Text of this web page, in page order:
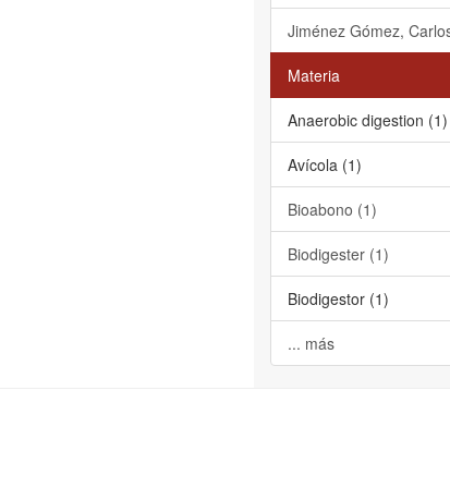
Jiménez Gómez,
Materia
Anaerobic digestion (1)
Avícola (1)
Bioabono (1)
Biodigester (1)
Biodigestor (1)
... más